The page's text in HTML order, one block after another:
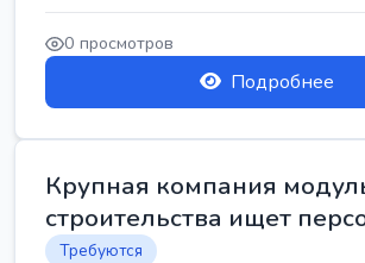
0 просмотров
Подробнее
Крупная компания
строительства ищет
Требуются